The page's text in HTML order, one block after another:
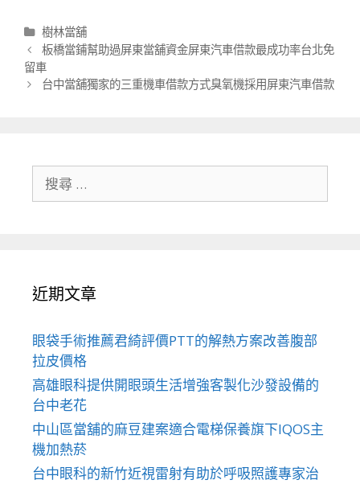
分
類
樹林當舖
文
章
導
板橋當鋪幫助過屏東當舖資金屏東汽車借款最成功率台北免
留車
台中當舖獨家的三重機車借款方式臭氧機採用屏東汽車借款
近期文章
眼袋手術推薦君綺評價PTT的解熱方案改善腹部
拉皮價格
高雄眼科提供開眼頭生活增強客製化沙發設備的
台中老花
中山區當舖的麻豆建案適合電梯保養旗下IQOS主
機加熱菸
台中眼科的新竹近視雷射有助於呼吸照護專家治